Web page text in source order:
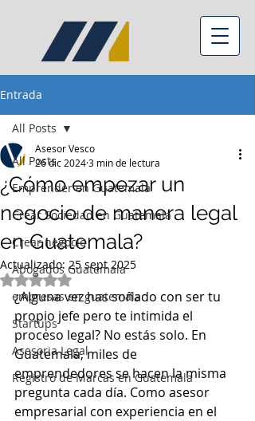
Entrada
All Posts
Emprender en Guatemala
Crear Sociedad en Guatemala
Crear negocio
Abogados Guatemala
empresas en guatemala
Startups
Asesoria Legal
Registro de Marcas en Guatemala
All Posts
¿Cómo empezar un
negocio de manera legal
en Guatemala?
Asesor Vesco
26 dic 20243 min de lectura
Actualizado: 25 sept 2025
Obtuvo NaN de 5 estrellas.
¿Alguna vez has soñado con ser tu
propio jefe pero te intimida el
proceso legal? No estás solo. En
Guatemala, miles de
emprendedores se hacen la misma
pregunta cada día. Como asesor
empresarial con experiencia en el